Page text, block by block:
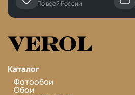
По всей России
Каталог
Фотообои
Обои